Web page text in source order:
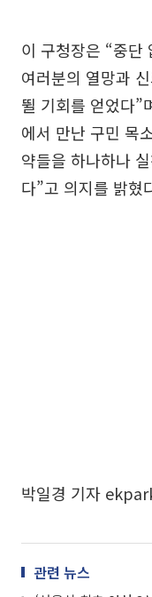
이 구청장은 “중단
여러분의 열망과
뛸 기회를 얻었다”
에서 만난 구민 목
약들을 하나하나
다”고 의지를 밝혔
박일경 기자
관련 뉴스